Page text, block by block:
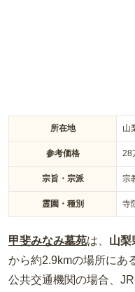
所在地 山
参考価格 28
宗旨・宗派 宗
霊園・種別 寺
甲斐みなみ墓苑は、 山梨
から約2.9kmの場所にあ
公共交通機関の場合 、